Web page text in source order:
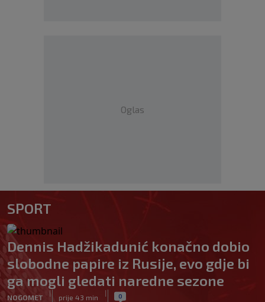
Oglas
SPORT
Dennis Hadžikadunić konačno dobio
slobodne papire iz Rusije, evo gdje bi
ga mogli gledati naredne sezone
NOGOMET
|
prije 43 min
| 0